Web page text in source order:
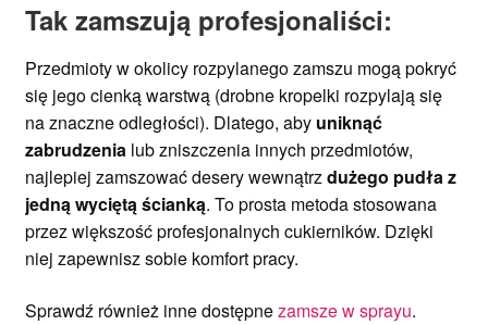
Tak zamszują profesjonaliści:
Przedmioty w okolicy rozpylanego zamszu mogą pokryć
się jego cienką warstwą (drobne kropelki rozpylają się
na znaczne odległości). Dlatego, aby uniknąć
zabrudzenialub zniszczenia innych przedmiotów,
najlepiej zamszować desery wewnątrzdużego pudła z
jedną wyciętą ścianką. To prosta metoda stosowana
przez większość profesjonalnych cukierników. Dzięki
niej zapewnisz sobie komfort pracy.
Sprawdź również inne dostępnezamsze w sprayu.